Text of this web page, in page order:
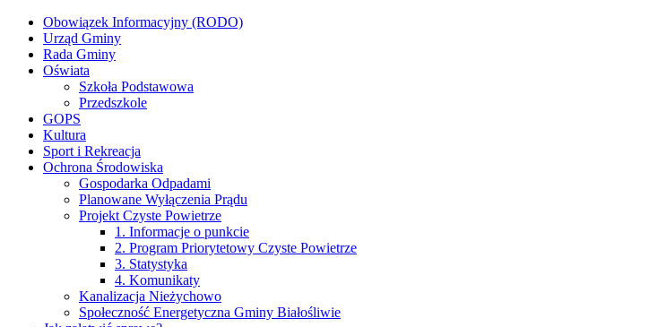
Obowiązek Informacyjny (RODO)
Urząd Gminy
Rada Gminy
Oświata
Szkoła Podstawowa
Przedszkole
GOPS
Kultura
Sport i Rekreacja
Ochrona Środowiska
Gospodarka Odpadami
Planowane Wyłączenia Prądu
Projekt Czyste Powietrze
1. Informacje o punkcie
2. Program Priorytetowy Czyste Powietrze
3. Statystyka
4. Komunikaty
Kanalizacja Nieżychowo
Społeczność Energetyczna Gminy Białośliwie